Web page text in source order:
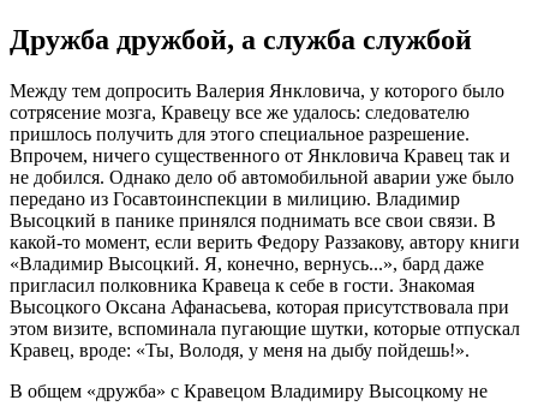
Дружба дружбой, а служба службой
Между тем допросить Валерия Янкловича, у которого было
сотрясение мозга, Кравецу все же удалось: следователю
пришлось получить для этого специальное разрешение.
Впрочем, ничего существенного от Янкловича Кравец так и
не добился. Однако дело об автомобильной аварии уже было
передано из Госавтоинспекции в милицию. Владимир
Высоцкий в панике принялся поднимать все свои связи. В
какой-то момент, если верить Федору Раззакову, автору книги
«Владимир Высоцкий. Я, конечно, вернусь...», бард даже
пригласил полковника Кравеца к себе в гости. Знакомая
Высоцкого Оксана Афанасьева, которая присутствовала при
этом визите, вспоминала пугающие шутки, которые отпускал
Кравец, вроде: «Ты, Володя, у меня на дыбу пойдешь!».
В общем «дружба» с Кравецом Владимиру Высоцкому не